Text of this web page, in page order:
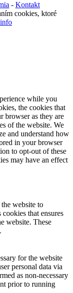
- Kontakt
cookies, ktoré
while you
the cookies that
browser as they are
of the website. We
and understand how
in your browser
to opt-out of these
may have an effect
website to
that ensures
website. These
for the website
personal data via
as non-necessary
prior to running